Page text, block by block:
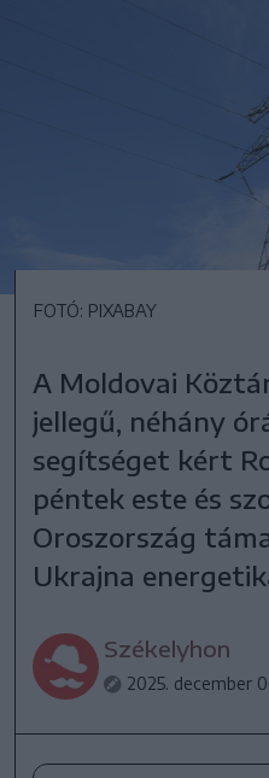
FOTÓ: PIXABAY
A Moldovai
jellegű, néhány
segítséget kért
péntek este és
Oroszország
Ukrajna
Székelyhon
2025. december